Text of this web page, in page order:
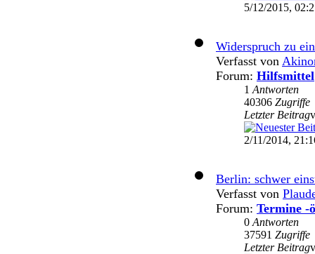
5/12/2015,
Widerspruch zu
Verfasst von
Forum: Hilfsmittel
1 Antworten
40306 Zugriffe
Letzter Beitrag
2/11/2014,
Berlin: schwer
Verfasst von
Forum: Termine -
0 Antworten
37591 Zugriffe
Letzter Beitrag